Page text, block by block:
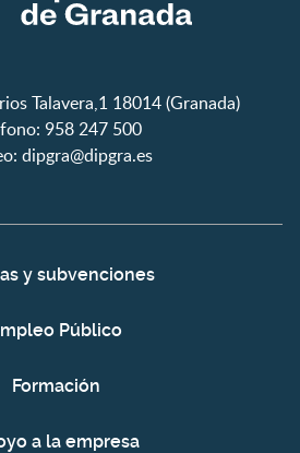
Talavera,1 18014 (Granada)
958 247 500
dipgra@dipgra.es
y subvenciones
Público
Formación
a la empresa